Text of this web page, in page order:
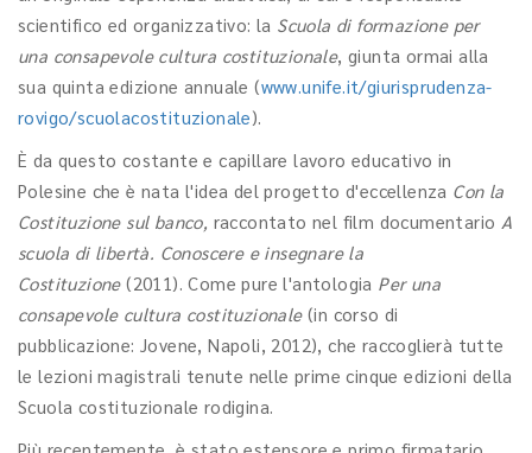
scientifico ed organizzativo: la Scuola di formazione per
una consapevole cultura costituzionale, giunta ormai alla
sua quinta edizione annuale (www.unife.it/giurisprudenza-
rovigo/scuolacostituzionale).
È da questo costante e capillare lavoro educativo in
Polesine che è nata l'idea del progetto d'eccellenza Con la
Costituzione sul banco, raccontato nel film documentario A
scuola di libertà. Conoscere e insegnare la
Costituzione(2011). Come pure l'antologia Per una
consapevole cultura costituzionale (in corso di
pubblicazione: Jovene, Napoli, 2012), che raccoglierà tutte
le lezioni magistrali tenute nelle prime cinque edizioni della
Scuola costituzionale rodigina.